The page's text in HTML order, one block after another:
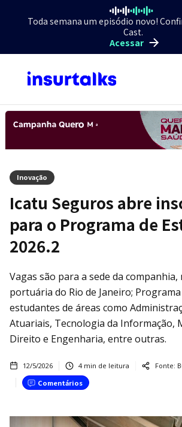
Toda semana um episódio novo!
Cast.
Acessar
Inovação
Icatu Seguros abre
para o Programa de
2026.2
Vagas são para a sede da companhia,
portuária do Rio de Janeiro;
estudantes de áreas como
Atuariais, Tecnologia da Informação,
Direito e Engenharia, entre outras.
12/5/2026 4min de leitura Fonte:
Comentários